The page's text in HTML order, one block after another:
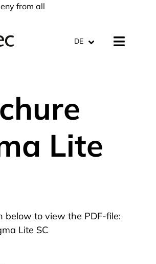
from all
DE
Lite
below to view the PDF-file:
Lite SC